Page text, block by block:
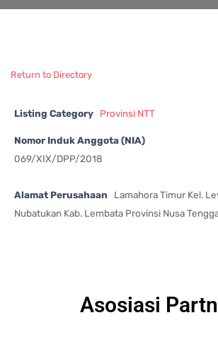
Return to Directory
Listing Category Provinsi NTT
Nomor Induk Anggota (NIA)
069/XIX/DPP/2018
Alamat Perusahaan
Lamahora Timur Kel.
Nubatukan Kab. Lembata Provinsi Nusa
Asosiasi